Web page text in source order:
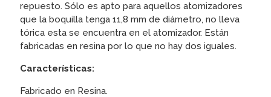
repuesto. Sólo es apto para aquellos atomizadores
que la boquilla tenga 11,8 mm de diámetro, no lleva
tórica esta se encuentra en el atomizador. Están
fabricadas en resina por lo que no hay dos iguales.
Características:
Fabricado en Resina.